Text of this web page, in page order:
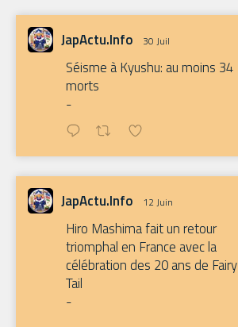
JapActu.Info 30 Juil
Séisme à Kyushu: au moins 34
morts
-
JapActu.Info 12 Juin
Hiro Mashima fait un retour
triomphal en France avec la
célébration des 20 ans de Fairy
Tail
-